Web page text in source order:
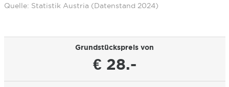
Quelle: Statistik Austria (Datenstand 2024)
Grundstückspreis von
€ 28.-